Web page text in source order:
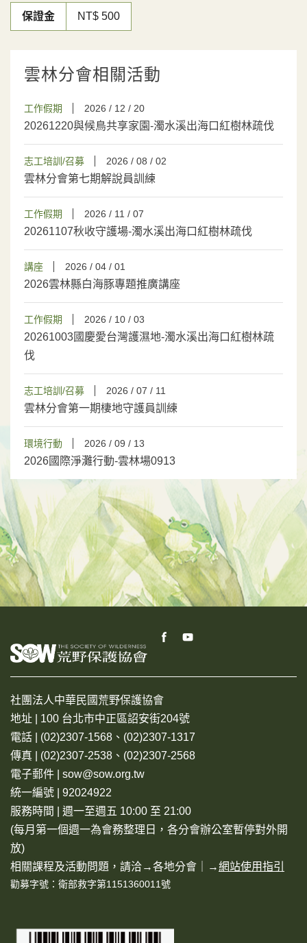
保證金 NT$ 500
雲林分會相關活動
工作假期 2026 / 12 / 20
20261220與候鳥共享家園-濁水溪出海口紅樹林疏伐
志工培訓/召募 2026 / 08 / 02
雲林分會第七期解說員訓練
工作假期 2026 / 11 / 07
20261107秋收守護場-濁水溪出海口紅樹林疏伐
講座 2026 / 04 / 01
2026雲林縣白海豚專題推廣講座
工作假期 2026 / 10 / 03
20261003國慶愛台灣護濕地-濁水溪出海口紅樹林疏
伐
志工培訓/召募 2026 / 07 / 11
雲林分會第一期棲地守護員訓練
環境行動 2026 / 09 / 13
2026國際淨灘行動-雲林場0913
社團法人中華民國荒野保護協會
地址 | 100 台北市中正區詔安街204號
電話 | (02)2307-1568、(02)2307-1317
傳真 | (02)2307-2538、(02)2307-2568
電子郵件 | sow@sow.org.tw
統一編號 | 92024922
服務時間 | 週一至週五 10:00 至 21:00
(每月第一個週一為會務整理日，各分會辦公室暫停對外開
放)
相關課程及活動問題，請洽→各地分會 ｜→網站使用指引
勸募字號：衛部救字第1151360011號